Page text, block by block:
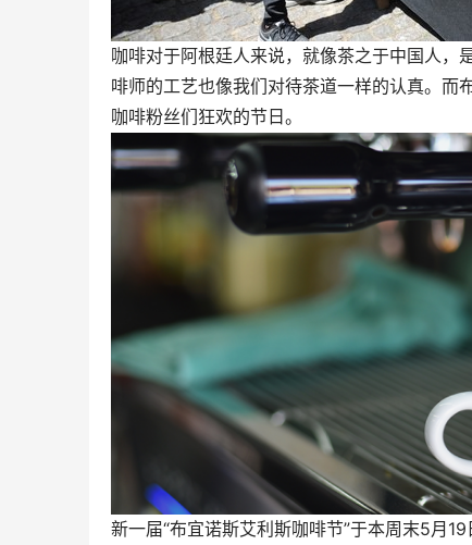
咖啡对于阿根廷人来说，就像茶之于中国人，
啡师的工艺也像我们对待茶道一样的认真。而
咖啡粉丝们狂欢的节日。
新一届“布宜诺斯艾利斯咖啡节”于本周末5月